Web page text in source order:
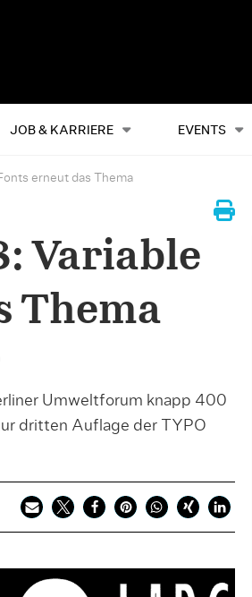
JOB & KARRIERE EVENTS
Alles Events
erneut das Thema
Variable
Thema
Umweltforum knapp 400
dritten Auflage der TYPO